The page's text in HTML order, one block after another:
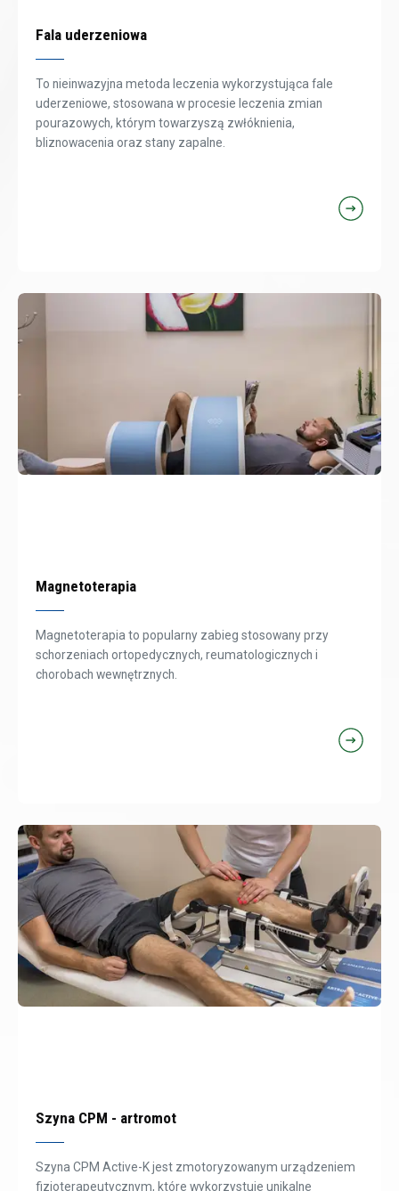
Fala uderzeniowa
To nieinwazyjna metoda leczenia wykorzystująca fale
uderzeniowe, stosowana w procesie leczenia zmian
pourazowych, którym towarzyszą zwłóknienia,
bliznowacenia oraz stany zapalne.
Magnetoterapia
Magnetoterapia to popularny zabieg stosowany przy
schorzeniach ortopedycznych, reumatologicznych i
chorobach wewnętrznych.
Szyna CPM - artromot
Szyna CPM Active-K jest zmotoryzowanym urządzeniem
fizjoterapeutycznym, które wykorzystuje unikalne